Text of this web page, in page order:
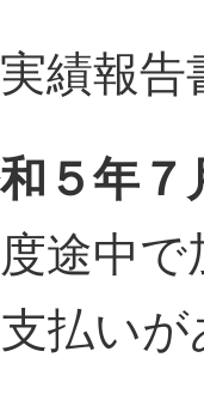
実績報
５年７
途中で
払い